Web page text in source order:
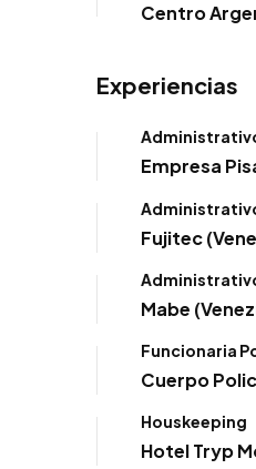
Centro
Experiencias
Empresa
Fujitec
Mabe
Funcionaria
Cuerpo
Houskeeping
Hotel Tryp